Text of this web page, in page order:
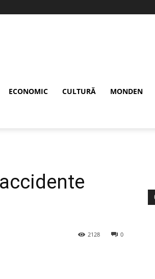
ECONOMIC CULTURĂ MONDEN
0
2128